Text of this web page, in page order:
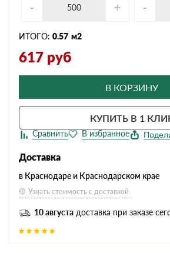
- + -
ИТОГО: 0.57 м2
617 руб
В КОРЗИНУ
КУПИТЬ В 1
Доставка
в Краснодаре и Краснодарском крае
Узнать стоимость с доставкой
10 августа доставка при заказе